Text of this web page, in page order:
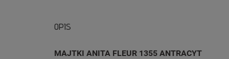
OPIS
MAJTKI ANITA FLEUR 1355 ANTRACYT